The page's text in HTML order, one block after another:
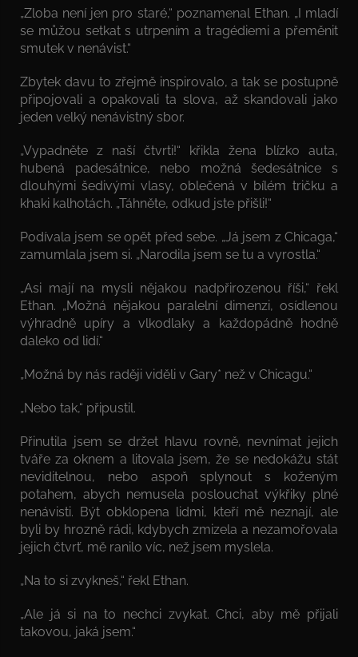
„Zloba není jen pro staré,“ poznamenal Ethan. „I mladí
se můžou setkat s utrpením a tragédiemi a přeměnit
smutek v nenávist.“
Zbytek davu to zřejmě inspirovalo, a tak se postupně
připojovali a opakovali ta slova, až skandovali jako
jeden velký nenávistný sbor.
„Vypadněte z naší čtvrti!“ křikla žena blízko auta,
hubená padesátnice, nebo možná šedesátnice s
dlouhými šedivými vlasy, oblečená v bílém tričku a
khaki kalhotách. „Táhněte, odkud jste přišli!“
Podívala jsem se opět před sebe. „Já jsem z Chicaga,“
zamumlala jsem si. „Narodila jsem se tu a vyrostla.“
„Asi mají na mysli nějakou nadpřirozenou říši,“ řekl
Ethan. „Možná nějakou paralelní dimenzi, osídlenou
výhradně upíry a vlkodlaky a každopádně hodně
daleko od lidí.“
„Možná by nás raději viděli v Gary* než v Chicagu.“
„Nebo tak,“ připustil.
Přinutila jsem se držet hlavu rovně, nevnímat jejich
tváře za oknem a litovala jsem, že se nedokážu stát
neviditelnou, nebo aspoň splynout s koženým
potahem, abych nemusela poslouchat výkřiky plné
nenávisti. Být obklopena lidmi, kteří mě neznají, ale
byli by hrozně rádi, kdybych zmizela a nezamořovala
jejich čtvrť, mě ranilo víc, než jsem myslela.
„Na to si zvykneš,“ řekl Ethan.
„Ale já si na to nechci zvykat. Chci, aby mě přijali
takovou, jaká jsem.“